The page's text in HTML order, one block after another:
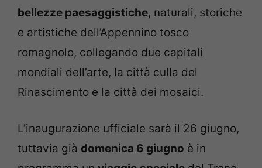
bellezze paesaggistiche, naturali, storiche
e artistiche dell’Appennino tosco
romagnolo, collegando due capitali
mondiali dell’arte, la città culla del
Rinascimento e la città dei mosaici.
L’inaugurazione ufficiale sarà il 26 giugno,
tuttavia già domenica 6 giugno è in